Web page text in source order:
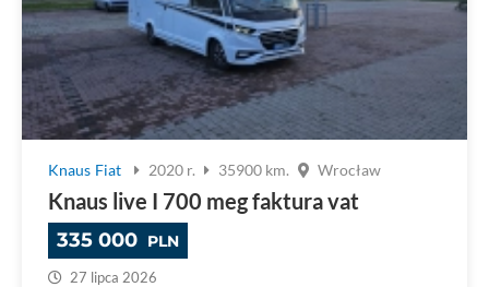
Knaus Fiat 2020 r. 35900 km. Wrocław
Knaus live I 700 meg faktura vat
335 000 PLN
27 lipca 2026